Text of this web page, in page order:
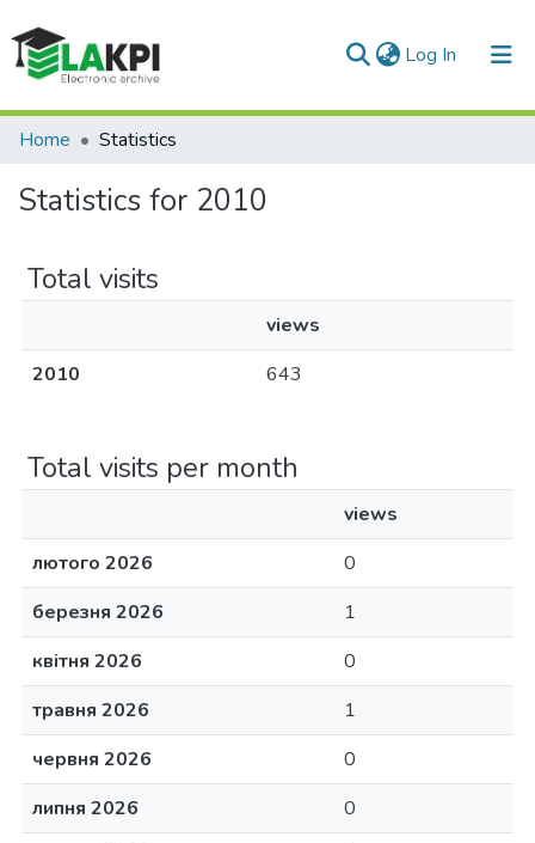
Log In (current)
Communities & Collections
All of DSpace
Home Statistics
Statistics for 2010
Total visits
views
2010
643
Total visits per month
views
лютого 2026
0
березня 2026
1
квітня 2026
0
травня 2026
1
червня 2026
0
липня 2026
0